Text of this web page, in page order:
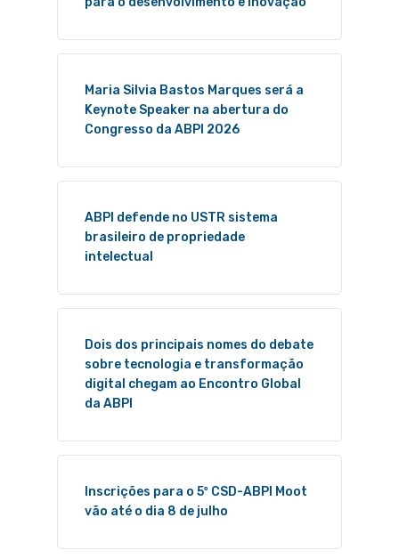
Maria Silvia Bastos Marques será a
Keynote Speaker na abertura do
Congresso da ABPI 2026
ABPI defende no USTR sistema
brasileiro de propriedade
intelectual
Dois dos principais nomes do debate
sobre tecnologia e transformação
digital chegam ao Encontro Global
da ABPI
Inscrições para o 5º CSD-ABPI Moot
vão até o dia 8 de julho